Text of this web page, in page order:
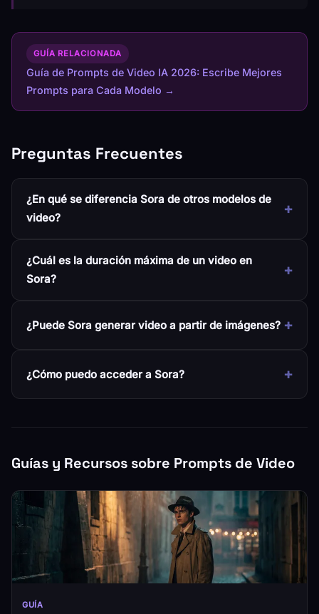
GUÍA RELACIONADA
Guía de Prompts de Video IA 2026: Escribe Mejores
Prompts para Cada Modelo →
Preguntas Frecuentes
¿En qué se diferencia Sora de otros modelos de
video?
¿Cuál es la duración máxima de un video en
Sora?
¿Puede Sora generar video a partir de imágenes?
¿Cómo puedo acceder a Sora?
Guías y Recursos sobre Prompts de Video
GUÍA